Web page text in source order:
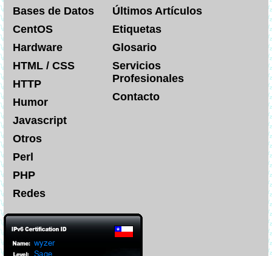
Bases de Datos
CentOS
Hardware
HTML / CSS
HTTP
Humor
Javascript
Otros
Perl
PHP
Redes
Últimos Artículos
Etiquetas
Glosario
Servicios
Profesionales
Contacto